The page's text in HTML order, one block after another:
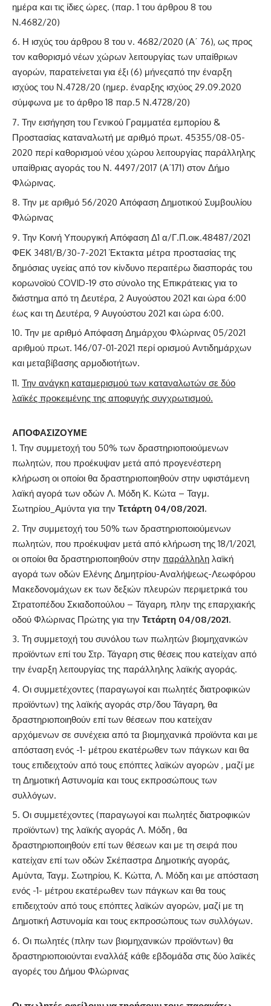
ημέρα και τις ίδιες ώρες. (παρ. 1 του άρθρου 8 του
Ν.4682/20)
Η ισχύς του άρθρου 8 του ν. 4682/2020 (Α΄ 76), ως προς
τον καθορισμό νέων χώρων λειτουργίας των υπαίθριων
αγορών, παρατείνεται για έξι (6) μήνεςαπό την έναρξη
ισχύος του Ν.4728/20 (ημερ. έναρξης ισχύος 29.09.2020
σύμφωνα με το άρθρο 18 παρ.5 Ν.4728/20)
Την εισήγηση του Γενικού Γραμματέα εμπορίου &
Προστασίας καταναλωτή με αριθμό πρωτ. 45355/08-05-
2020 περί καθορισμού νέου χώρου λειτουργίας παράλληλης
υπαίθριας αγοράς του Ν. 4497/2017 (Α΄171) στον Δήμο
Φλώρινας.
Την με αριθμό 56/2020 Απόφαση Δημοτικού Συμβουλίου
Φλώρινας
Την Κοινή Υπουργική Απόφαση Δ1 α/Γ.Π.οικ.48487/2021
ΦΕΚ 3481/Β/30-7-2021 Έκτακτα μέτρα προστασίας της
δημόσιας υγείας από τον κίνδυνο περαιτέρω διασποράς του
κορωνοϊού COVID-19 στο σύνολο της Επικράτειας για το
διάστημα από τη Δευτέρα, 2 Αυγούστου 2021 και ώρα 6:00
έως και τη Δευτέρα, 9 Αυγούστου 2021 και ώρα 6:00.
Την με αριθμό Απόφαση Δημάρχου Φλώρινας 05/2021
αριθμού πρωτ. 146/07-01-2021 περί ορισμού Αντιδημάρχων
και μεταβίβασης αρμοδιοτήτων.
Την ανάγκη καταμερισμού των καταναλωτών σε δύο
λαϊκές προκειμένης της αποφυγής συγχρωτισμού.
ΑΠΟΦΑΣΙΖΟΥΜΕ
Την συμμετοχή του 50% των δραστηριοποιούμενων
πωλητών, που προέκυψαν μετά από προγενέστερη
κλήρωση οι οποίοι θα δραστηριοποιηθούν στην υφιστάμενη
λαϊκή αγορά των οδών Λ. Μόδη Κ. Κώτα – Ταγμ.
Σωτηρίου_Αμύντα για την Τετάρτη 04/08/2021.
Την συμμετοχή του 50% των δραστηριοποιούμενων
πωλητών, που προέκυψαν μετά από κλήρωση της 18/1/2021,
οι οποίοι θα δραστηριοποιηθούν στην παράλληλη λαϊκή
αγορά των οδών Ελένης Δημητρίου-Αναλήψεως-Λεωφόρου
Μακεδονομάχων εκ των δεξιών πλευρών περιμετρικά του
Στρατοπέδου Σκιαδοπούλου – Τάγαρη, πλην της επαρχιακής
οδού Φλώρινας Πρώτης για την Τετάρτη 04/08/2021.
Τη συμμετοχή του συνόλου των πωλητών βιομηχανικών
προϊόντων επί του Στρ. Τάγαρη στις θέσεις που κατείχαν από
την έναρξη λειτουργίας της παράλληλης λαϊκής αγοράς.
Οι συμμετέχοντες (παραγωγοί και πωλητές διατροφικών
προϊόντων) της λαϊκής αγοράς στρ/δου Τάγαρη, θα
δραστηριοποιηθούν επί των θέσεων που κατείχαν
αρχόμενων σε συνέχεια από τα βιομηχανικά προϊόντα και με
απόσταση ενός -1- μέτρου εκατέρωθεν των πάγκων και θα
τους επιδειχτούν από τους επόπτες λαϊκών αγορών , μαζί με
τη Δημοτική Αστυνομία και τους εκπροσώπους των
συλλόγων.
Οι συμμετέχοντες (παραγωγοί και πωλητές διατροφικών
προϊόντων) της λαϊκής αγοράς Λ. Μόδη , θα
δραστηριοποιηθούν επί των θέσεων και με τη σειρά που
κατείχαν επί των οδών Σκέπαστρα Δημοτικής αγοράς,
Αμύντα, Ταγμ. Σωτηρίου, Κ. Κώττα, Λ. Μόδη και με απόσταση
ενός -1- μέτρου εκατέρωθεν των πάγκων και θα τους
επιδειχτούν από τους επόπτες λαϊκών αγορών, μαζί με τη
Δημοτική Αστυνομία και τους εκπροσώπους των συλλόγων.
Οι πωλητές (πλην των βιομηχανικών προϊόντων) θα
δραστηριοποιούνται εναλλάξ κάθε εβδομάδα στις δύο λαϊκές
αγορές του Δήμου Φλώρινας